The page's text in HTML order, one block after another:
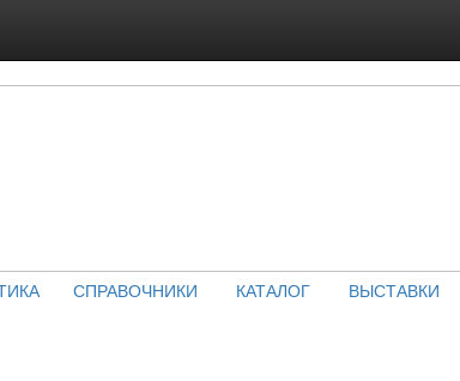
СПРАВОЧНИКИ КАТАЛОГ ВЫСТАВКИ